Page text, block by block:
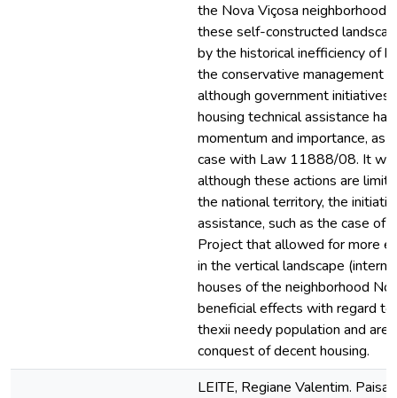
the Nova Viçosa neighborhood.
these self-constructed
by the historical inefficiency of
the conservative management
although government initiatives
housing technical assistance
momentum and importance, as
case with Law 11888/08. It
although these actions are
the national territory, the
assistance, such as the case of
Project that allowed for more
in the vertical landscape
houses of the neighborhood
beneficial effects with regard
thexii needy population and
conquest of decent housing.
LEITE, Regiane Valentim.